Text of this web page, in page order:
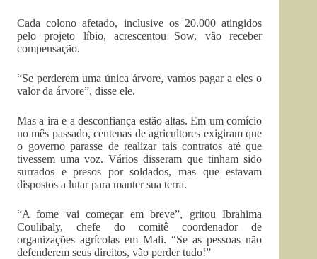
Cada colono afetado, inclusive os 20.000 atingidos
pelo projeto líbio, acrescentou Sow, vão receber
compensação.
“Se perderem uma única árvore, vamos pagar a eles o
valor da árvore”, disse ele.
Mas a ira e a desconfiança estão altas. Em um comício
no mês passado, centenas de agricultores exigiram que
o governo parasse de realizar tais contratos até que
tivessem uma voz. Vários disseram que tinham sido
surrados e presos por soldados, mas que estavam
dispostos a lutar para manter sua terra.
“A fome vai começar em breve”, gritou Ibrahima
Coulibaly, chefe do comitê coordenador de
organizações agrícolas em Mali. “Se as pessoas não
defenderem seus direitos, vão perder tudo!”